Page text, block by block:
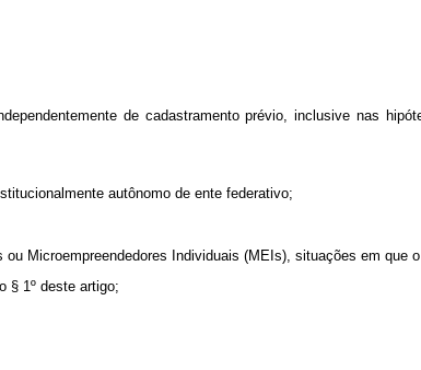
de cadastramento prévio, inclusive nas
autônomo de ente federativo;
Microempreendedores Individuais (MEIs), situações em que
§ 1º deste artigo;